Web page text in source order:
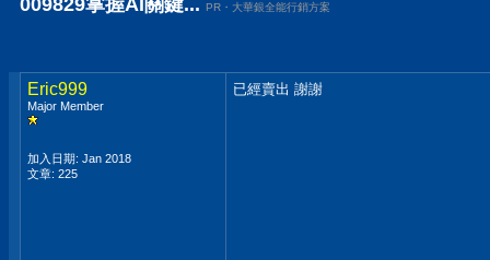
009829掌握AI關鍵... PR・大華銀全能行銷方案
Eric999
Major Member
加入日期: Jan 2018
文章: 225
已經賣出 謝謝